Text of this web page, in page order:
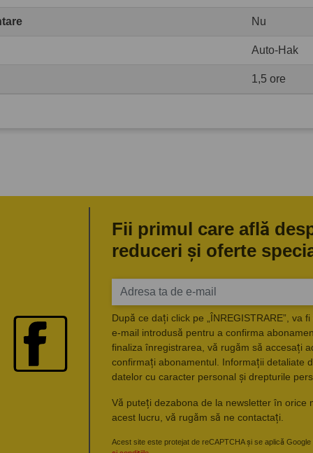
Nu
Auto-Hak
1,5 ore
Fii primul care află
reduceri și oferte
După ce dați click pe „ÎNREGISTRARE”, va
e-mail introdusă pentru a confirma
finaliza înregistrarea, vă rugăm să accesați
confirmați abonamentul. Informații detaliate
datelor cu caracter personal și drepturile
Vă puteți dezabona de la newsletter în orice
acest lucru, vă rugăm să ne contactați.
Acest site este protejat de reCAPTCHA și se aplică Google